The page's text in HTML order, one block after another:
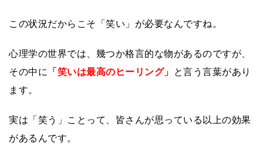
この状況だからこそ「笑い」が必要なんですね。
心理学の世界では、幾つか格言的な物があるのですが、
その中に
「笑いは最高のヒーリング」
と言う言葉があり
ます。
実は「笑う」ことって、皆さんが思っている以上の効果
があるんです。